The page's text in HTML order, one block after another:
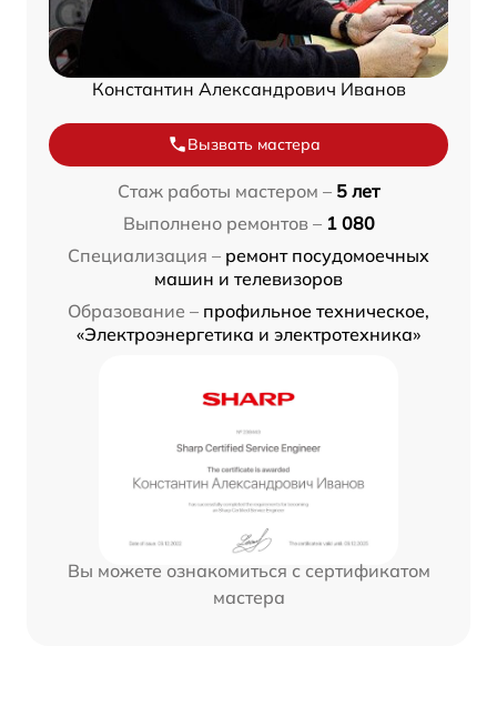
Константин Александрович Иванов
Вызвать мастера
Стаж работы мастером – 5 лет
Выполнено ремонтов – 1 080
Специализация – ремонт посудомоечных
машин и телевизоров
Образование – профильное техническое,
«Электроэнергетика и электротехника»
Вы можете ознакомиться с сертификатом
мастера